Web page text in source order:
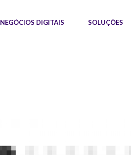
NEGÓCIOS DIGITAIS SOLUÇÕES